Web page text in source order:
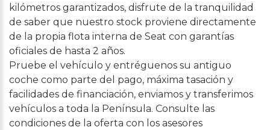
kilómetros garantizados, disfrute de la tranquilidad
de saber que nuestro stock proviene directamente
de la propia flota interna de Seat con garantías
oficiales de hasta 2 años.
Pruebe el vehículo y entréguenos su antiguo
coche como parte del pago, máxima tasación y
facilidades de financiación, enviamos y transferimos
vehículos a toda la Península. Consulte las
condiciones de la oferta con los asesores